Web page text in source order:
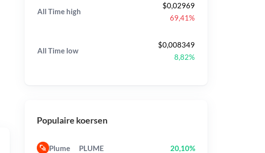
All Time high
$0,02969
69,41%
All Time low
$0,008349
8,82%
Populaire koersen
Plume PLUME 20,10%